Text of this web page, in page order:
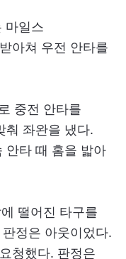
마일스
아쳐 우전 안타를
중전 안타를
춰 좌완을 냈다.
안타 때 홈을 밟아
떨어진 타구를
정은 아웃이었다.
청했다. 판정은